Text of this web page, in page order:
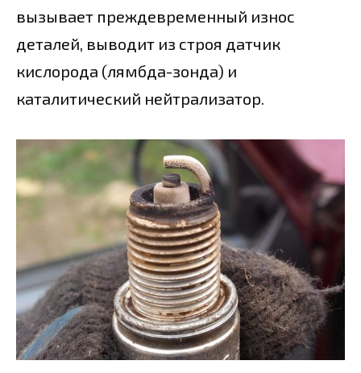
вызывает преждевременный износ
деталей, выводит из строя датчик
кислорода (лямбда-зонда) и
каталитический нейтрализатор.